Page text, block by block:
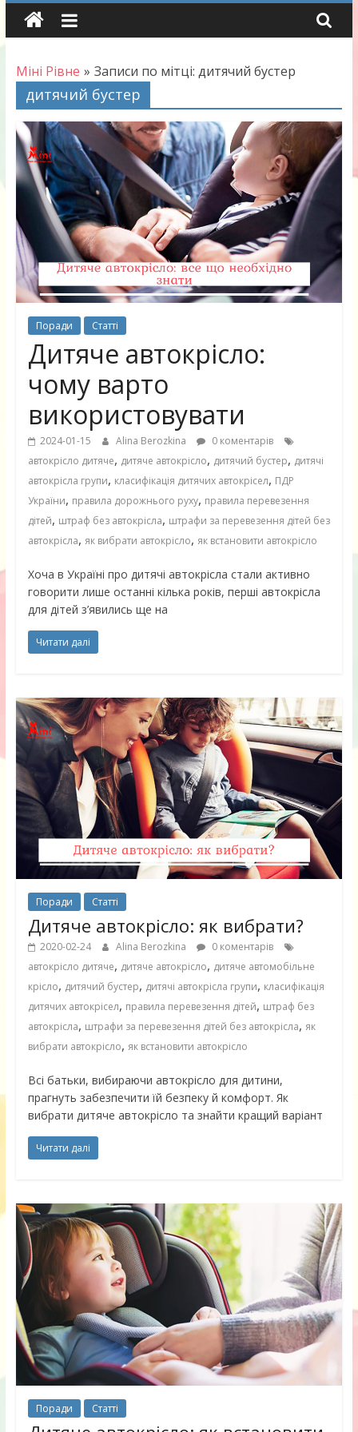
Skip
Міні Рівне » Записи по мітці: дитячий бустер
дитячий бустер
Поради Статті
Дитяче автокрісло:
чому варто
використовувати
2024-01-15 Alina Berozkina
0 коментарів
автокрісло дитяче, дитяче автокрісло, дитячий бустер, дитячі
автокрісла групи, класифікація дитячих автокрісел, ПДР
України, правила дорожнього руху, правила перевезення
дітей, штраф без автокрісла, штрафи за перевезення дітей без
автокрісла, як вибрати автокрісло, як встановити автокрісло
Хоча в Україні про дитячі автокрісла стали активно
говорити лише останні кілька років, перші автокрісла
для дітей з’явились ще на
Читати далі
Поради Статті
Дитяче автокрісло: як вибрати?
2020-02-24 Alina Berozkina
0 коментарів
автокрісло дитяче, дитяче автокрісло, дитяче автомобільне
крісло, дитячий бустер, дитячі автокрісла групи, класифікація
дитячих автокрісел, правила перевезення дітей, штраф без
автокрісла, штрафи за перевезення дітей без автокрісла, як
вибрати автокрісло, як встановити автокрісло
Всі батьки, вибираючи автокрісло для дитини,
прагнуть забезпечити їй безпеку й комфорт. Як
вибрати дитяче автокрісло та знайти кращий варіант
Читати далі
Поради Статті